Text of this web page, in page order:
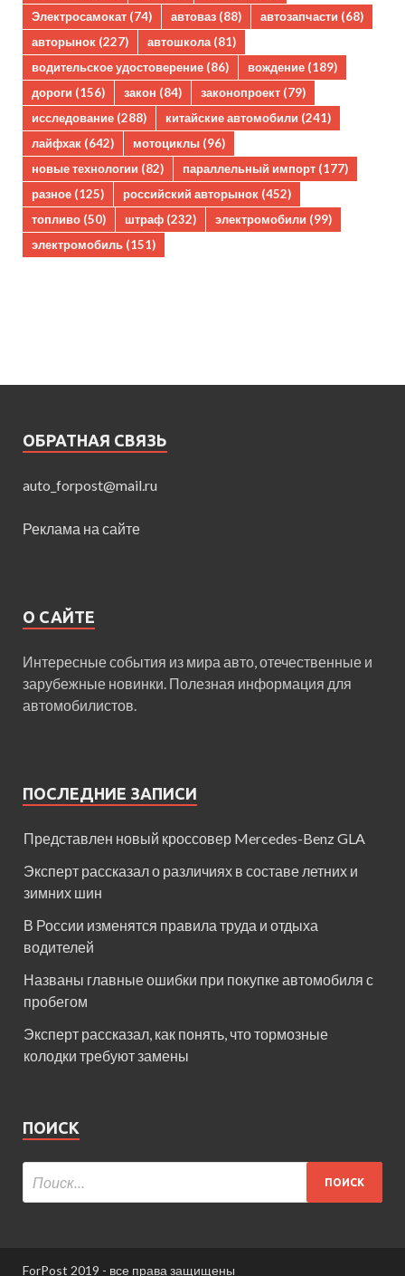
Электросамокат (74) автоваз (88) автозапчасти (68)
авторынок (227) автошкола (81)
водительское удостоверение (86) вождение (189)
дороги (156) закон (84) законопроект (79)
исследование (288) китайские автомобили (241)
лайфхак (642) мотоциклы (96)
новые технологии (82) параллельный импорт (177)
разное (125) российский авторынок (452)
топливо (50) штраф (232) электромобили (99)
электромобиль (151)
ОБРАТНАЯ СВЯЗЬ
auto_forpost@mail.ru
Реклама на сайте
О САЙТЕ
Интересные события из мира авто, отечественные и
зарубежные новинки. Полезная информация для
автомобилистов.
ПОСЛЕДНИЕ ЗАПИСИ
Представлен новый кроссовер Mercedes-Benz GLA
Эксперт рассказал о различиях в составе летних и
зимних шин
В России изменятся правила труда и отдыха
водителей
Названы главные ошибки при покупке автомобиля с
пробегом
Эксперт рассказал, как понять, что тормозные
колодки требуют замены
ПОИСК
ForPost 2019 - все права защищены